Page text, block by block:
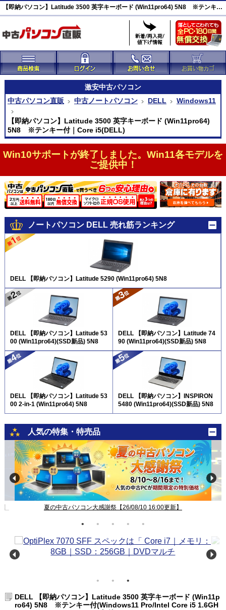
【即納パソコン】Latitude 3500 英字キーボード (Win11pro64) 5N8 ※テンキー付 激安(47010)
激安中古パソコン
中古パソコン直販
中古ノートパソコン DELL Windows11
【即納パソコン】Latitude 3500 英字キーボード (Win11pro64)
5N8 ※テンキー付｜Core i5(DELL)
Win10サポートが終了しました。Win11各モデルを
ご提供中！
ノートパソコン DELL 売れ筋ランキング
DELL 【即納パソコン】Latitude 5290 (Win11pro64) 5N8
DELL 【即納パソコン】Latitude 53
00 (Win11pro64)(SSD新品) 5N8
DELL 【即納パソコン】Latitude 74
90 (Win11pro64)(SSD新品) 5N8
DELL 【即納パソコン】Latitude 53
00 2-in-1 (Win11pro64) 5N8
DELL 【即納パソコン】INSPIRON
5480 (Win11pro64)(SSD新品) 5N8
人気の特集・特売品
夏の中古パソコン大感謝祭【26/08/10 16:00更新】
DELL 【即納パソコン】Latitude 3500 英字キーボード (Win11p
ro64) 5N8 ※テンキー付(Windows11 Pro/Intel Core i5 1.6GH